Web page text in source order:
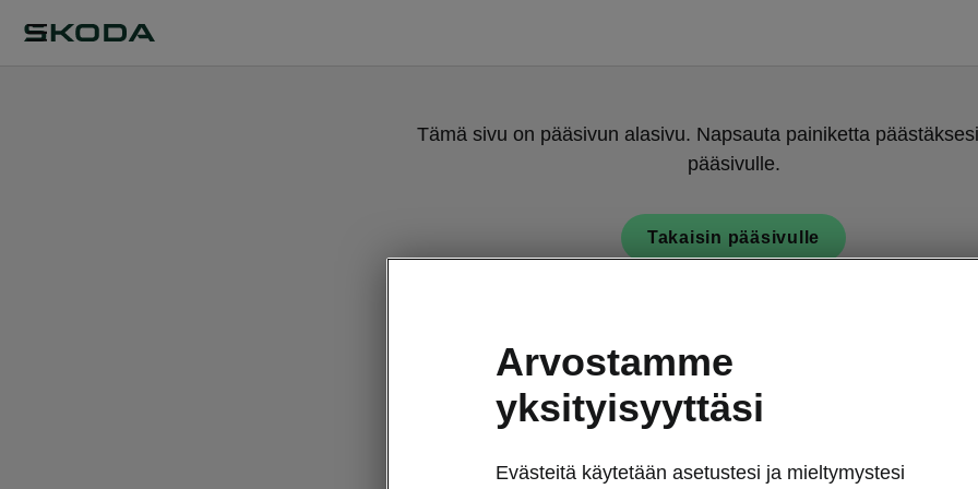
Tämä sivu on pääsivun alasivu. Napsauta painiketta
pääsivulle.
Takaisin pääsivulle
Arvostamme
yksityisyyttäsi
Evästeitä käytetään asetustesi ja mieltymystesi